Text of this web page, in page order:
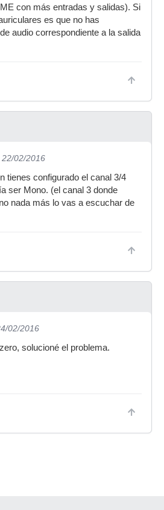
con más entradas y salidas). Si
es que no has
audio correspondiente a la salida
22/02/2016
tienes configurado el canal 3/4
ser Mono. (el canal 3 donde
nada más lo vas a escuchar de
02/2016
solucioné el problema.